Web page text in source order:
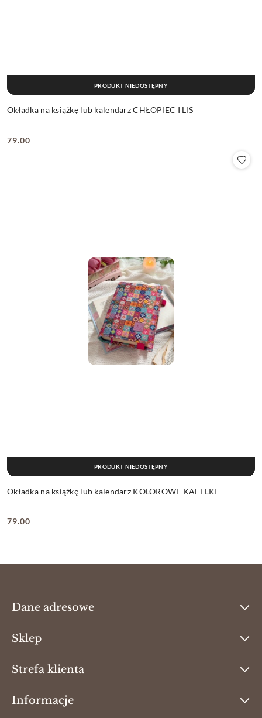
Okładka na książkę lub kalendarz CHŁOPIEC I LIS
Cena:
79.00
PRODUKT NIEDOSTĘPNY
Okładka na książkę lub kalendarz KOLOROWE KAFELKI
Cena:
79.00
PRODUKT NIEDOSTĘPNY
Dane adresowe
Sklep
Strefa klienta
Informacje